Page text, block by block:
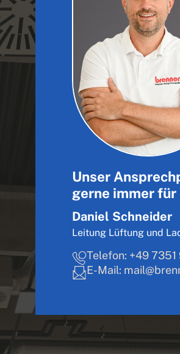
Unser
gerne immer
Daniel Schneider
Leitung Lüftung und
Telefon: +49
E-Mail: